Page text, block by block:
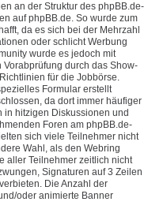
an der Struktur des phpBB.de-
auf phpBB.de. So wurde zum
da es sich bei der Mehrzahl
oder schlicht Werbung
wurde es jedoch mit
durch das Show-
für die Jobbörse.
Formular erstellt
da dort immer häufiger
hitzigen Diskussionen und
Foren am phpBB.de-
sich viele Teilnehmer nicht
Wahl, als den Webring
aller Teilnehmer zeitlich nicht
Signaturen auf 3 Zeilen
Die Anzahl der
oder animierte Banner